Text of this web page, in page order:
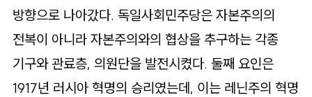
방향으로 나아갔다. 독일사회민주당은 자본주의의
전복이 아니라 자본주의와의 협상을 추구하는 각종
기구와 관료층, 의원단을 발전시켰다. 둘째 요인은
1917년 러시아 혁명의 승리였는데, 이는 레닌주의 혁명